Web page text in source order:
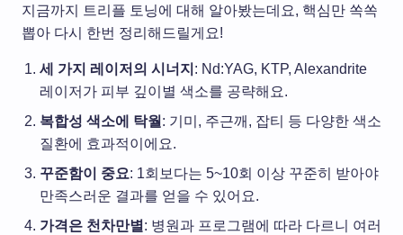
지금까지 트리플 토닝에 대해 알아봤는데요, 핵심만 쏙쏙
뽑아 다시 한번 정리해드릴게요!
세 가지 레이저의 시너지 : Nd:YAG, KTP, Alexandrite
레이저가 피부 깊이별 색소를 공략해요.
복합성 색소에 탁월 : 기미, 주근깨, 잡티 등 다양한 색소
질환에 효과적이에요.
꾸준함이 중요: 1회보다는 5~10회 이상 꾸준히 받아야
만족스러운 결과를 얻을 수 있어요.
가격은 천차만별 : 병원과 프로그램에 따라 다르니 여러